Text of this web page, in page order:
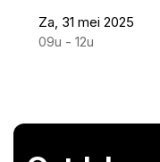
Za, 31 mei 2025
09u - 12u